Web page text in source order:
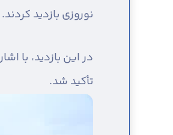
نوروزی بازدید کردند.
در این بازدید، با
تأکید شد.